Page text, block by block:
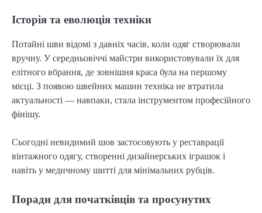
Історія та еволюція техніки
Потайні шви відомі з давніх часів, коли одяг створювали
вручну. У середньовіччі майстри використовували їх для
елітного вбрання, де зовнішня краса була на першому
місці. З появою швейних машин техніка не втратила
актуальності — навпаки, стала інструментом професійного
фінішу.
Сьогодні невидимий шов застосовують у реставрації
вінтажного одягу, створенні дизайнерських іграшок і
навіть у медичному шитті для мінімальних рубців.
Поради для початківців та просунутих